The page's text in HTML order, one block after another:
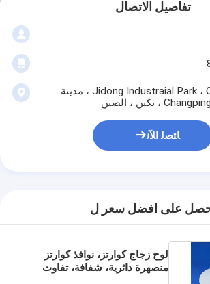
تفاصيل الاتصال
حديقة Jidong Industraial Park ، Qianbaihujian ، مدينة
ﺎﺘﺼﻟ ﺍﻶﻧ
على افضل سعر ل
لوح زجاج كوارتز، نوافذ كوارتز
منصهرة دائرية، شفافة، تفاوت